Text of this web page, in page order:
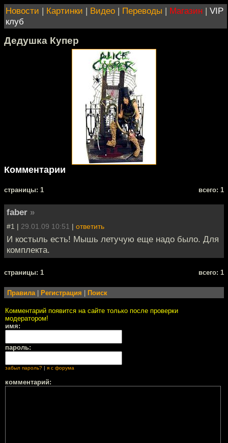
Новости | Картинки | Видео | Переводы | Магазин | VIP
клуб
Дедушка Купер
Комментарии
cтраницы: 1 всего: 1
faber »
#1 | 29.01.09 10:51 | ответить
И костыль есть! Мышь летучую еще надо было. Для
комплекта.
cтраницы: 1 всего: 1
Правила Регистрация Поиск
Комментарий появится на сайте только после проверки
модератором!
имя:
пароль:
забыл пароль? | я с форума
комментарий: